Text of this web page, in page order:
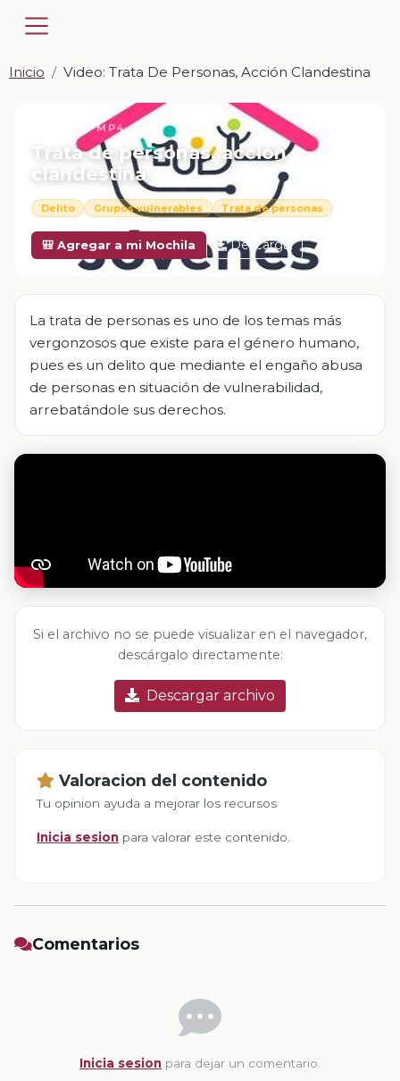
Inicio Video: Trata De Personas, Acción Clandestina
📎 VIDEO · MP4
Trata de personas, acción
clandestina
Delito Grupos vulnerables Trata de personas
🎒 Agregar a mi Mochila Descargar
La trata de personas es uno de los temas más
vergonzosos que existe para el género humano,
pues es un delito que mediante el engaño abusa
de personas en situación de vulnerabilidad,
arrebatándole sus derechos.
Si el archivo no se puede visualizar en el navegador,
descárgalo directamente:
Descargar archivo
Valoracion del contenido
Tu opinion ayuda a mejorar los recursos
Inicia sesion para valorar este contenido.
Comentarios
Inicia sesion para dejar un comentario.